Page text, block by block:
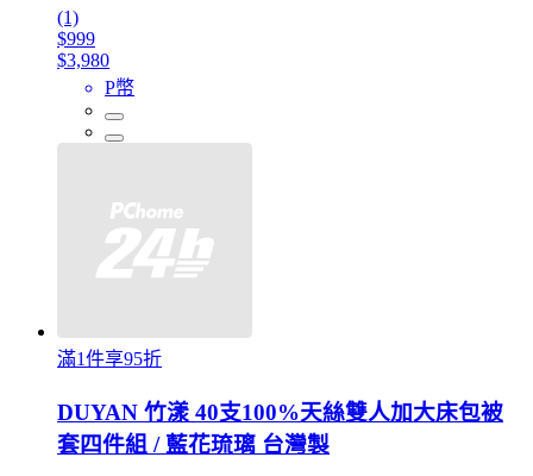
(1)
$999
$3,980
P幣
滿1件享95折
DUYAN 竹漾 40支100%天絲雙人加大床包被
套四件組 / 藍花琉璃 台灣製